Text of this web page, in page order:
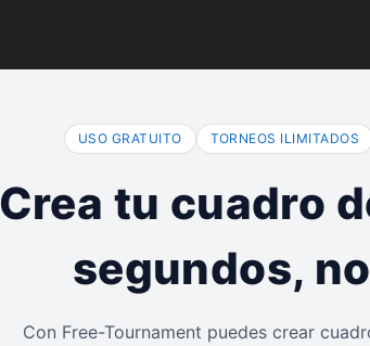
USO GRATUITO TORNEOS ILIMITADOS
Crea tu cuadro
segundos,
Con Free-Tournament puedes crear